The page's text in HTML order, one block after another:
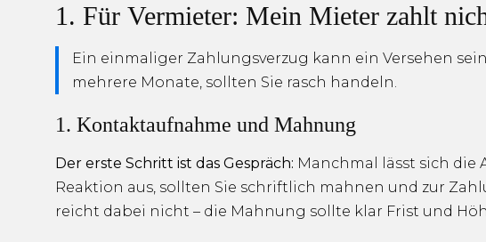
1. Für Vermieter: Mein Mieter zahlt
Ein einmaliger Zahlungsverzug kann ein Versehen
mehrere Monate, sollten Sie rasch handeln.
1. Kontaktaufnahme und Mahnung
Der erste Schritt ist das Gespräch: Manchmal lässt sich
Reaktion aus, sollten Sie schriftlich mahnen und zur
reicht dabei nicht – die Mahnung sollte klar Frist und